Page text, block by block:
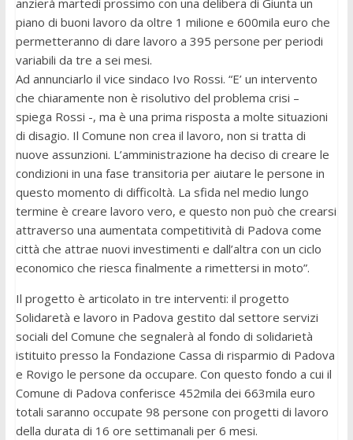
anzierà martedì prossimo con una delibera di Giunta un
piano di buoni lavoro da oltre 1 milione e 600mila euro che
permetteranno di dare lavoro a 395 persone per periodi
variabili da tre a sei mesi.
Ad annunciarlo il vice sindaco Ivo Rossi. “E’ un intervento
che chiaramente non è risolutivo del problema crisi –
spiega Rossi -, ma è una prima risposta a molte situazioni
di disagio. Il Comune non crea il lavoro, non si tratta di
nuove assunzioni. L’amministrazione ha deciso di creare le
condizioni in una fase transitoria per aiutare le persone in
questo momento di difficoltà. La sfida nel medio lungo
termine è creare lavoro vero, e questo non può che crearsi
attraverso una aumentata competitività di Padova come
città che attrae nuovi investimenti e dall’altra con un ciclo
economico che riesca finalmente a rimettersi in moto”.
Il progetto è articolato in tre interventi: il progetto
Solidaretà e lavoro in Padova gestito dal settore servizi
sociali del Comune che segnalerà al fondo di solidarietà
istituito presso la Fondazione Cassa di risparmio di Padova
e Rovigo le persone da occupare. Con questo fondo a cui il
Comune di Padova conferisce 452mila dei 663mila euro
totali saranno occupate 98 persone con progetti di lavoro
della durata di 16 ore settimanali per 6 mesi.